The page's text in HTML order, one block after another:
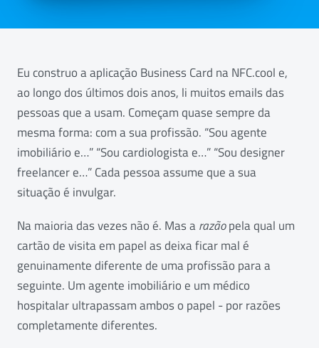
Eu construo a aplicação Business Card na NFC.cool e,
ao longo dos últimos dois anos, li muitos emails das
pessoas que a usam. Começam quase sempre da
mesma forma: com a sua profissão. “Sou agente
imobiliário e…” “Sou cardiologista e…” “Sou designer
freelancer e…” Cada pessoa assume que a sua
situação é invulgar.
Na maioria das vezes não é. Mas arazãopela qual um
cartão de visita em papel as deixa ficar mal é
genuinamente diferente de uma profissão para a
seguinte. Um agente imobiliário e um médico
hospitalar ultrapassam ambos o papel - por razões
completamente diferentes.